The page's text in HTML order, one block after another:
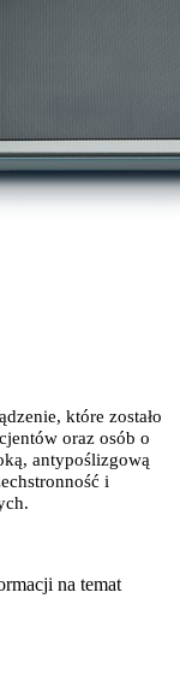
które zostało
oraz osób o
antypoślizgową
i
na temat